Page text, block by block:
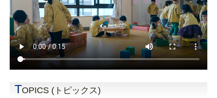
TOPICS (トピックス)